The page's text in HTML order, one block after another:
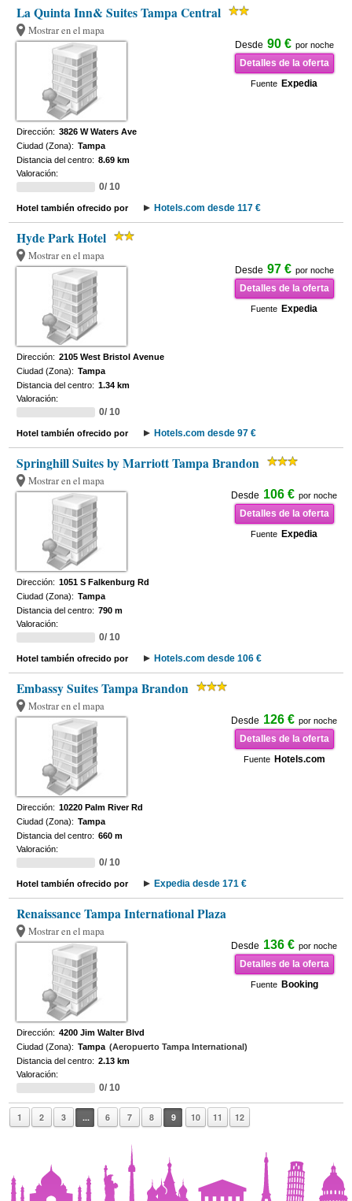
La Quinta Inn& Suites Tampa Central
Mostrar en el mapa
Desde 90 € por noche
Detalles de la oferta
Fuente Expedia
Dirección: 3826 W Waters Ave
Ciudad (Zona): Tampa
Distancia del centro: 8.69 km
Valoración:
0/ 10
Hotel también ofrecido por Hotels.com desde 117 €
Hyde Park Hotel
Mostrar en el mapa
Desde 97 € por noche
Detalles de la oferta
Fuente Expedia
Dirección: 2105 West Bristol Avenue
Ciudad (Zona): Tampa
Distancia del centro: 1.34 km
Valoración:
0/ 10
Hotel también ofrecido por Hotels.com desde 97 €
Springhill Suites by Marriott Tampa Brandon
Mostrar en el mapa
Desde 106 € por noche
Detalles de la oferta
Fuente Expedia
Dirección: 1051 S Falkenburg Rd
Ciudad (Zona): Tampa
Distancia del centro: 790 m
Valoración:
0/ 10
Hotel también ofrecido por Hotels.com desde 106 €
Embassy Suites Tampa Brandon
Mostrar en el mapa
Desde 126 € por noche
Detalles de la oferta
Fuente Hotels.com
Dirección: 10220 Palm River Rd
Ciudad (Zona): Tampa
Distancia del centro: 660 m
Valoración:
0/ 10
Hotel también ofrecido por Expedia desde 171 €
Renaissance Tampa International Plaza
Mostrar en el mapa
Desde 136 € por noche
Detalles de la oferta
Fuente Booking
Dirección: 4200 Jim Walter Blvd
Ciudad (Zona): Tampa (Aeropuerto Tampa International)
Distancia del centro: 2.13 km
Valoración:
0/ 10
1 2 3 ... 6 7 8 9 10 11 12